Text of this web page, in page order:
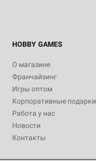
HOBBY GAMES
О магазине
Франчайзинг
Игры оптом
Корпоративные подарки
Работа у нас
Новости
Контакты